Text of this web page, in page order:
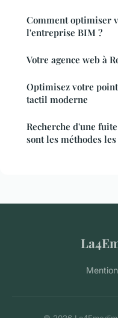
Comment optimiser
l'entreprise BIM ?
Votre agence web à
Optimisez votre
tactil moderne
Recherche d'une
sont les méthodes